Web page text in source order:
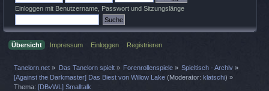
Einloggen mit Benutzername, Passwort und Sitzungslänge
Übersicht Impressum Einloggen Registrieren
Tanelorn.net » Das Tanelorn spielt» Forenrollenspiele » Spieltisch - Archiv »
[Against the Darkmaster] Das Biest von Willow Lake (Moderator:klatschi) »
Thema:[DBvWL] Smalltalk